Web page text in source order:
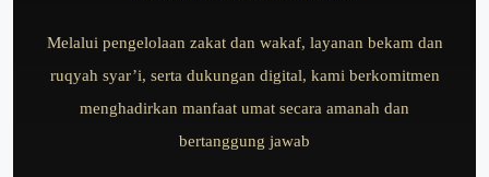
Melalui pengelolaan zakat dan wakaf, layanan bekam dan
ruqyah syar’i, serta dukungan digital, kami berkomitmen
menghadirkan manfaat umat secara amanah dan
bertanggung jawab